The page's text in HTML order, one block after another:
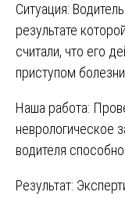
Ситуация:
результате
считали, что его
приступом
Наша работа:
неврологическое
водителя
Результат: